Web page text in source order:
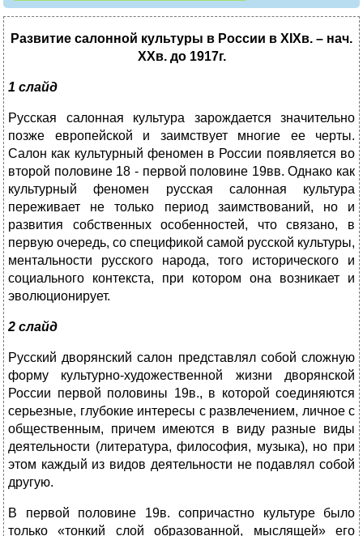
Развитие салонной культуры в России в XIXв. – нач.
XXв. до 1917г.
1 слайд
Русская салонная культура зарождается значительно
позже европейской и заимствует многие ее черты.
Салон как культурный феномен в России появляется во
второй половине 18 - первой половине 19вв. Однако как
культурный феномен русская салонная культура
переживает не только период заимствований, но и
развития собственных особенностей, что связано, в
первую очередь, со спецификой самой русской культуры,
ментальности русского народа, того исторического и
социального контекста, при котором она возникает и
эволюционирует.
2 слайд
Русский дворянский салон представлял собой сложную
форму культурно-художественной жизни дворянской
России первой половины 19в., в которой соединяются
серьезные, глубокие интересы с развлечением, личное с
общественным, причем имеются в виду разные виды
деятельности (литература, философия, музыка), но при
этом каждый из видов деятельности не подавлял собой
другую.
В первой половине 19в. сопричастно культуре было
только «тонкий слой образованной, мыслящей» его